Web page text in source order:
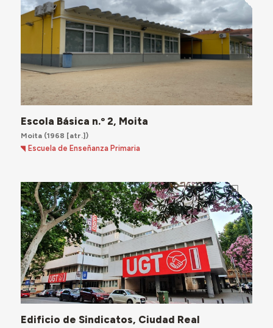
Escola Básica n.º 2, Moita
Moita(1968 [atr.])
Escuela de Enseñanza Primaria
Edificio de Sindicatos, Ciudad Real